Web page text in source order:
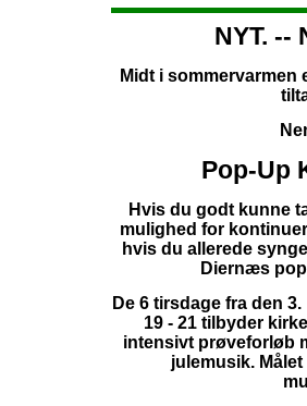
NYT. --
Midt i
Pop-Up
Hvis du godt kunne
mulighed for
hvis du allerede
Diernæs
De 6 tirsdage fra den
19 - 21 tilbyder
intensivt prøveforløb
julemusik.